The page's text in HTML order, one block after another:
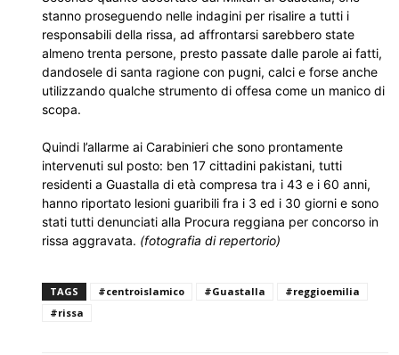
stanno proseguendo nelle indagini per risalire a tutti i
responsabili della rissa, ad affrontarsi sarebbero state
almeno trenta persone, presto passate dalle parole ai fatti,
dandosele di santa ragione con pugni, calci e forse anche
utilizzando qualche strumento di offesa come un manico di
scopa.
Quindi l’allarme ai Carabinieri che sono prontamente
intervenuti sul posto: ben 17 cittadini pakistani, tutti
residenti a Guastalla di età compresa tra i 43 e i 60 anni,
hanno riportato lesioni guaribili fra i 3 ed i 30 giorni e sono
stati tutti denunciati alla Procura reggiana per concorso in
rissa aggravata. (fotografia di repertorio)
TAGS #centroislamico #Guastalla
#reggioemilia
#rissa